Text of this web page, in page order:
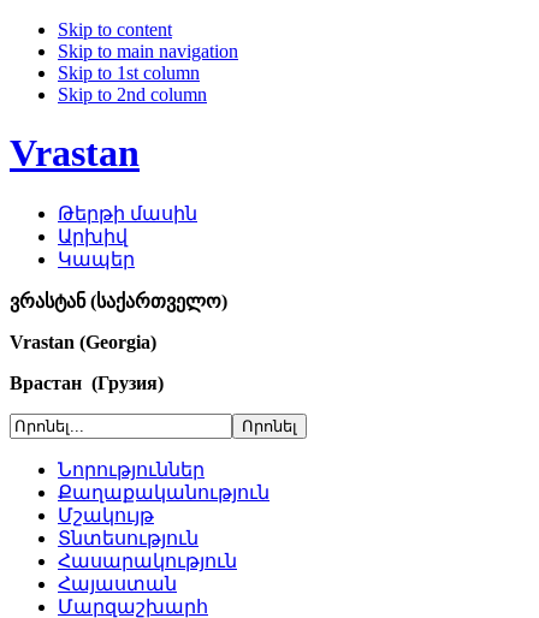
Skip to content
Skip to main navigation
Skip to 1st column
Skip to 2nd column
Vrastan
Թերթի մասին
Արխիվ
Կապեր
ვრასტან (საქართველო)
Vrastan (Georgia)
Врастан (Грузия)
Նորություններ
Քաղաքականություն
Մշակույթ
Տնտեսություն
Հասարակություն
Հայաստան
Մարզաշխարհ